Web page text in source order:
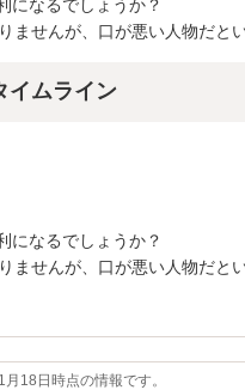
になるでしょうか？
ませんが、口が悪い人物だと
イムライン
になるでしょうか？
ませんが、口が悪い人物だと
18日時点の情報です。